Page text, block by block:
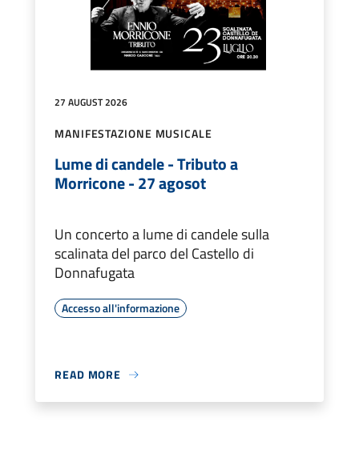
27 AUGUST 2026
MANIFESTAZIONE MUSICALE
Lume di candele - Tributo a
Morricone - 27 agosot
Un concerto a lume di candele sulla
scalinata del parco del Castello di
Donnafugata
Accesso all'informazione
READ MORE